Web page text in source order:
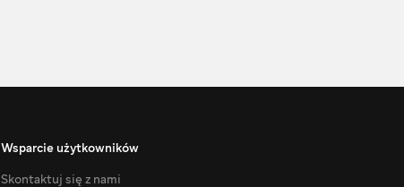
Wsparcie użytkowników
Skontaktuj się z nami